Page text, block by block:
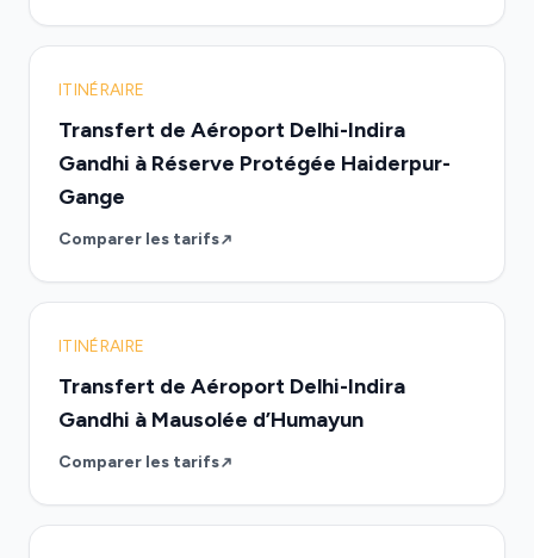
ITINÉRAIRE
Transfert de Aéroport Delhi-Indira
Gandhi à Réserve Protégée Haiderpur-
Gange
Comparer les tarifs
ITINÉRAIRE
Transfert de Aéroport Delhi-Indira
Gandhi à Mausolée d’Humayun
Comparer les tarifs